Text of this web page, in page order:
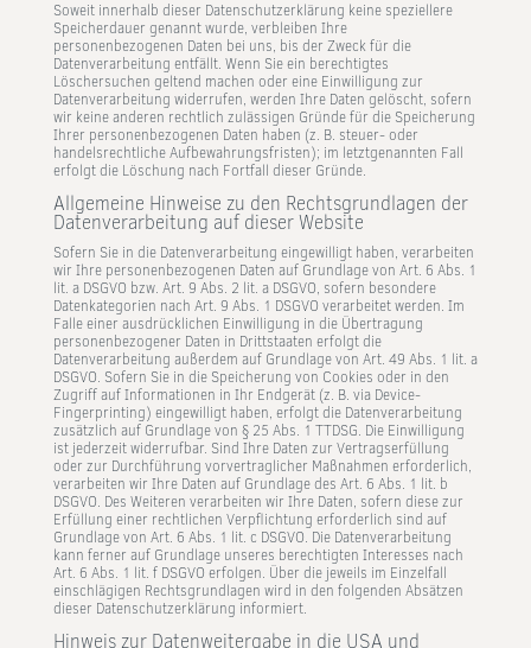
Soweit innerhalb dieser Datenschutzerklärung keine speziellere
Speicherdauer genannt wurde, verbleiben Ihre
personenbezogenen Daten bei uns, bis der Zweck für die
Datenverarbeitung entfällt. Wenn Sie ein berechtigtes
Löschersuchen geltend machen oder eine Einwilligung zur
Datenverarbeitung widerrufen, werden Ihre Daten gelöscht, sofern
wir keine anderen rechtlich zulässigen Gründe für die Speicherung
Ihrer personenbezogenen Daten haben (z. B. steuer- oder
handelsrechtliche Aufbewahrungsfristen); im letztgenannten Fall
erfolgt die Löschung nach Fortfall dieser Gründe.
Allgemeine Hinweise zu den Rechtsgrundlagen der
Datenverarbeitung auf dieser Website
Sofern Sie in die Datenverarbeitung eingewilligt haben, verarbeiten
wir Ihre personenbezogenen Daten auf Grundlage von Art. 6 Abs. 1
lit. a DSGVO bzw. Art. 9 Abs. 2 lit. a DSGVO, sofern besondere
Datenkategorien nach Art. 9 Abs. 1 DSGVO verarbeitet werden. Im
Falle einer ausdrücklichen Einwilligung in die Übertragung
personenbezogener Daten in Drittstaaten erfolgt die
Datenverarbeitung außerdem auf Grundlage von Art. 49 Abs. 1 lit. a
DSGVO. Sofern Sie in die Speicherung von Cookies oder in den
Zugriff auf Informationen in Ihr Endgerät (z. B. via Device-
Fingerprinting) eingewilligt haben, erfolgt die Datenverarbeitung
zusätzlich auf Grundlage von § 25 Abs. 1 TTDSG. Die Einwilligung
ist jederzeit widerrufbar. Sind Ihre Daten zur Vertragserfüllung
oder zur Durchführung vorvertraglicher Maßnahmen erforderlich,
verarbeiten wir Ihre Daten auf Grundlage des Art. 6 Abs. 1 lit. b
DSGVO. Des Weiteren verarbeiten wir Ihre Daten, sofern diese zur
Erfüllung einer rechtlichen Verpflichtung erforderlich sind auf
Grundlage von Art. 6 Abs. 1 lit. c DSGVO. Die Datenverarbeitung
kann ferner auf Grundlage unseres berechtigten Interesses nach
Art. 6 Abs. 1 lit. f DSGVO erfolgen. Über die jeweils im Einzelfall
einschlägigen Rechtsgrundlagen wird in den folgenden Absätzen
dieser Datenschutzerklärung informiert.
Hinweis zur Datenweitergabe in die USA und